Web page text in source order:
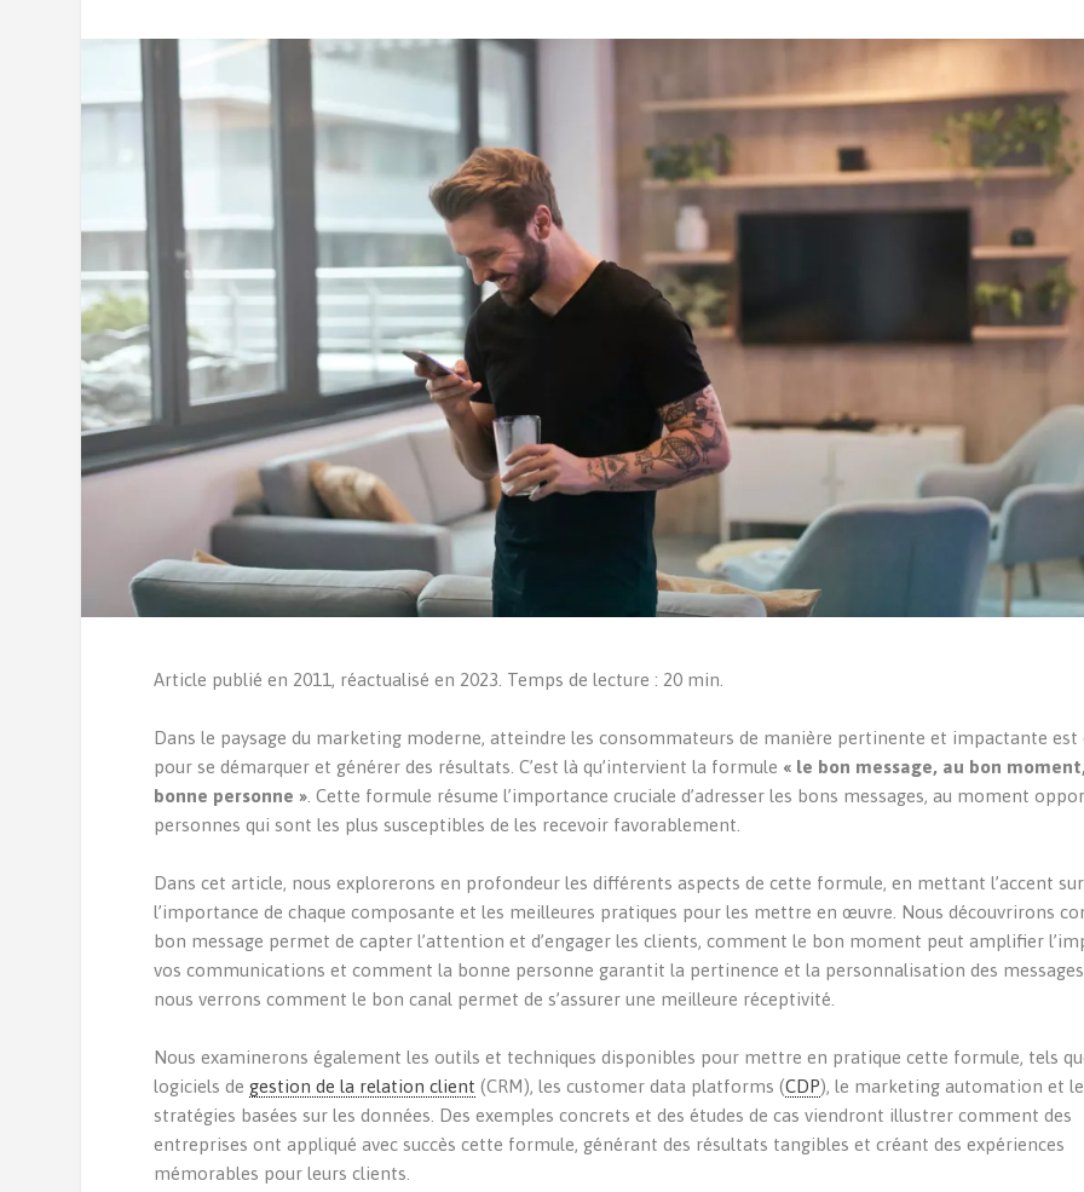
Article publié en 2011, réactualisé en 2023. Temps de lecture : 20 min.
Dans le paysage du marketing moderne, atteindre les consommateurs de manière pertinente et impactante est
pour se démarquer et générer des résultats. C’est là qu’intervient la formule « le bon message, au bon
bonne personne » . Cette formule résume l’importance cruciale d’adresser les bons messages, au moment
personnes qui sont les plus susceptibles de les recevoir favorablement.
Dans cet article, nous explorerons en profondeur les différents aspects de cette formule, en mettant l’accent sur
l’importance de chaque composante et les meilleures pratiques pour les mettre en œuvre. Nous découvrirons
bon message permet de capter l’attention et d’engager les clients, comment le bon moment peut amplifier
vos communications et comment la bonne personne garantit la pertinence et la personnalisation des
nous verrons comment le bon canal permet de s’assurer une meilleure réceptivité.
Nous examinerons également les outils et techniques disponibles pour mettre en pratique cette formule, tels
logiciels degestion de la relation client (CRM), les customer data platforms (CDP), le marketing automation et
stratégies basées sur les données. Des exemples concrets et des études de cas viendront illustrer comment des
entreprises ont appliqué avec succès cette formule, générant des résultats tangibles et créant des expériences
mémorables pour leurs clients.